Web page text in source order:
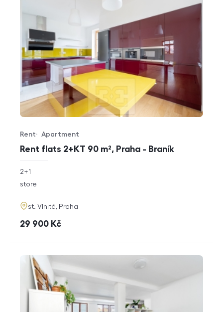
Rent flats 2+KT 90 m², Praha - Braník
Offer type
Rent
Property type
Apartment
rozměry
2+1
funkce
store
adresa
st. Vlnitá, Praha
cena
29 900 Kč